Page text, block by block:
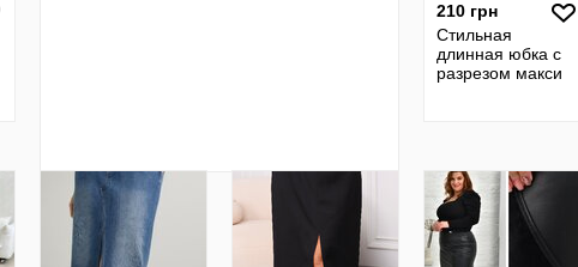
210 грн
Стильная
длинная юбка с
разрезом макси